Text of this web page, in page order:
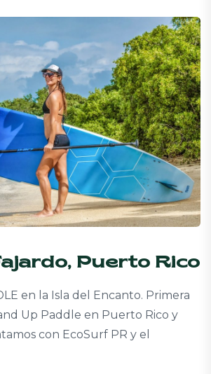
Puerto Rico
en la Isla del Encanto. Primera
Up Paddle en Puerto Rico y
con EcoSurf PR y el